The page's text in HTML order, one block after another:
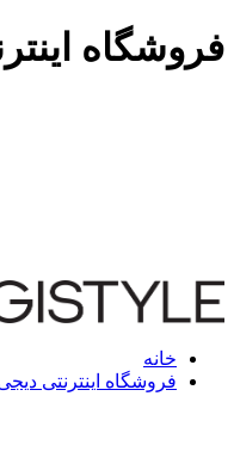
فروشگاه
خانه
فروشگاه اینترنتی